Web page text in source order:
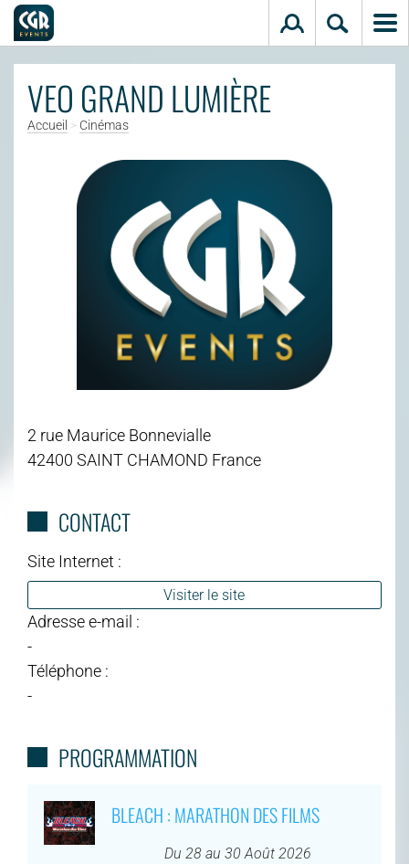
VEO GRAND LUMIÈRE
Accueil > Cinémas
2 rue Maurice Bonnevialle
42400 SAINT CHAMOND France
CONTACT
Site Internet :
Visiter le site
Adresse e-mail :
-
Téléphone :
-
PROGRAMMATION
BLEACH : MARATHON DES FILMS
Du 28 au 30 Août 2026